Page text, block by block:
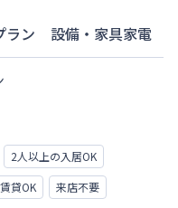
ラン 設備・家具家電
2人以上の入居OK
貸OK
来店不要